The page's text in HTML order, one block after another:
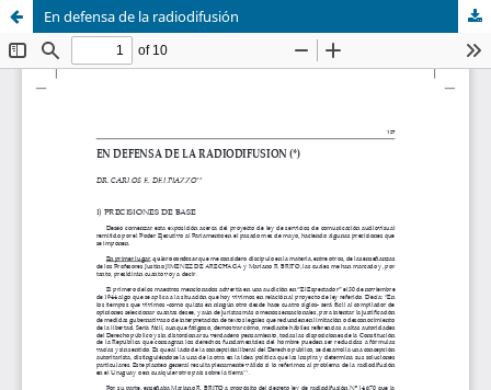
En defensa de la radiodifusión